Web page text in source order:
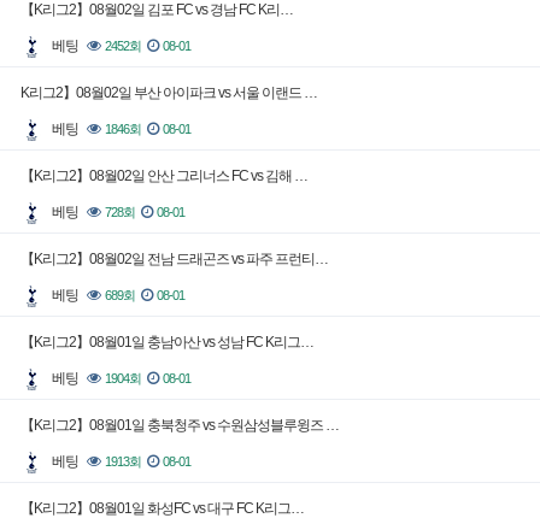
【K리그2】08월02일 김포 FC vs 경남 FC K리…
베팅 2452회 08-01
K리그2】08월02일 부산 아이파크 vs 서울 이랜드 …
베팅 1846회 08-01
【K리그2】08월02일 안산 그리너스 FC vs 김해 …
베팅 728회 08-01
【K리그2】08월02일 전남 드래곤즈 vs 파주 프런티…
베팅 689회 08-01
【K리그2】08월01일 충남아산 vs 성남 FC K리그…
베팅 1904회 08-01
【K리그2】08월01일 충북청주 vs 수원삼성블루윙즈 …
베팅 1913회 08-01
【K리그2】08월01일 화성FC vs 대구 FC K리그…